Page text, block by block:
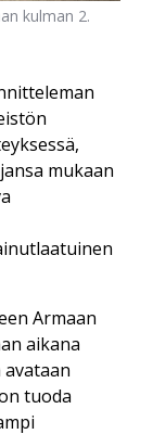
kulman 2.
mukaan
Armaan
aikana
tuoda